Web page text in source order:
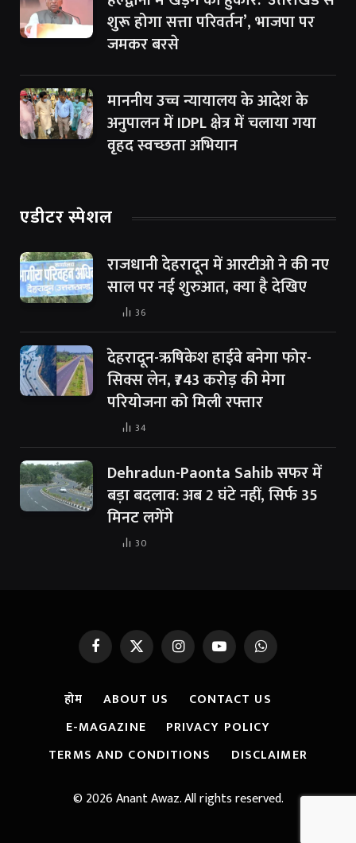
शुरू होगा सत्ता परिवर्तन’, भाजपा पर
जमकर बरसे
माननीय उच्च न्यायालय के आदेश के
अनुपालन में IDPL क्षेत्र में चलाया गया
वृहद स्वच्छता अभियान
एडीटर स्पेशल
राजधानी देहरादून में आरटीओ ने की नए
साल पर नई शुरुआत, क्या है देखिए
36
देहरादून-ऋषिकेश हाईवे बनेगा फोर-
सिक्स लेन, ₹743 करोड़ की मेगा
परियोजना को मिली रफ्तार
34
Dehradun-Paonta Sahib सफर में
बड़ा बदलाव: अब 2 घंटे नहीं, सिर्फ 35
मिनट लगेंगे
30
FacebookX
(Twitter)
InstagramYouTubeWhatsApp
होम ABOUT US
CONTACT US
E-MAGAZINE
PRIVACY POLICY
TERMS AND CONDITIONS
DISCLAIMER
© 2026 Anant Awaz. All rights reserved.